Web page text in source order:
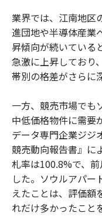
業界では、江南地区
進団地や半導体産業
昇傾向が続いている
急激に上昇しており
帯別の格差がさらに
一方、競売市場でも
中低価格物件に需要
データ専門企業ジジ
競売動向報告書』に
札率は100.8%で、
した。ソウルアパー
えたことは、評価額
れだけ多かったこと